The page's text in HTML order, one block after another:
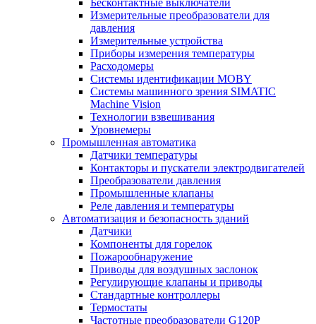
Бесконтактные выключатели
Измерительные преобразователи для
давления
Измерительные устройства
Приборы измерения температуры
Расходомеры
Системы идентификации MOBY
Системы машинного зрения SIMATIC
Machine Vision
Технологии взвешивания
Уровнемеры
Промышленная автоматика
Датчики температуры
Контакторы и пускатели электродвигателей
Преобразователи давления
Промышленные клапаны
Реле давления и температуры
Автоматизация и безопасность зданий
Датчики
Компоненты для горелок
Пожарообнаружение
Приводы для воздушных заслонок
Регулирующие клапаны и приводы
Стандартные контроллеры
Термостаты
Частотные преобразователи G120P